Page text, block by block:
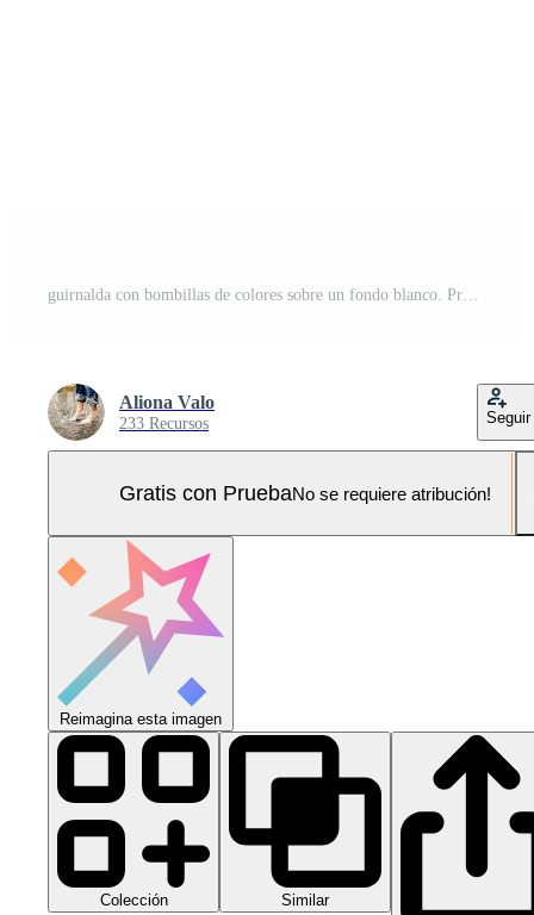
guirnalda con bombillas de colores sobre un fondo blanco. Pro Vector y Pro SVG
Aliona Valo
233 Recursos Seguir
Gratis con PruebaNo se requiere atribución!
Reimagina esta imagen
Colección Similar